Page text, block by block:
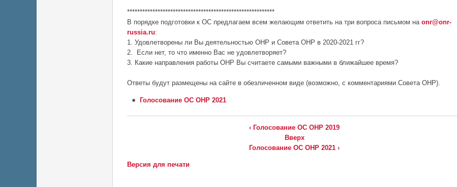
**********************************************************
В порядке подготовки к ОС предлагаем всем желающим ответить на три вопроса письмом на onr@onr-
russia.ru:
1. Удовлетворены ли Вы деятельностью ОНР и Совета ОНР в 2020-2021 гг?
2. Если нет, то что именно Вас не удовлетворяет?
3. Какие направления работы ОНР Вы считаете самыми важными в ближайшее время?
Ответы будут размещены на сайте в обезличенном виде (возможно, с комментариями Совета ОНР).
Голосование ОС ОНР 2021
‹ Голосование ОС ОНР 2019
Вверх
Голосование ОС ОНР 2021 ›
Версия для печати